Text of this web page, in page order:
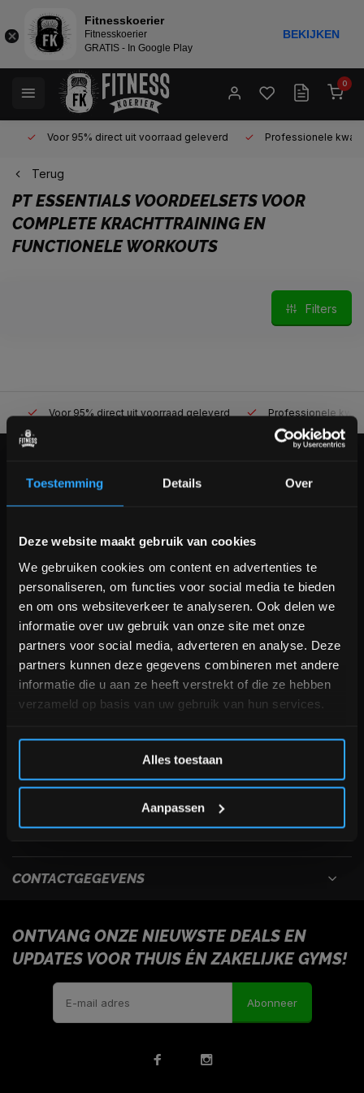
Toestemming Details Over
Deze website maakt gebruik van cookies
We gebruiken cookies om content en advertenties te
personaliseren, om functies voor social media te bieden
en om ons websiteverkeer te analyseren. Ook delen we
informatie over uw gebruik van onze site met onze
partners voor social media, adverteren en analyse. Deze
partners kunnen deze gegevens combineren met andere
informatie die u aan ze heeft verstrekt of die ze hebben
verzameld op basis van uw gebruik van hun services.
Alles toestaan
Aanpassen
0
Voor 95% direct uit voorraad geleverd Professionele kwaliteit
Terug
PT ESSENTIALS VOORDEELSETS VOOR
COMPLETE KRACHTTRAINING EN
FUNCTIONELE WORKOUTS
Filters
Voor 95% direct uit voorraad geleverd Professionele
info@fitnesskoerier.nl
USEFULL LINKS
CONTACTGEGEVENS
ONTVANG ONZE NIEUWSTE DEALS EN
UPDATES VOOR THUIS ÉN ZAKELIJKE GYMS!
Abonneer
Bam! 5% korting op je volgende
Schrijf je in voor onze nieuwsbrief om op de hoogte te
blijven over onze nieuwe producten, deals en meer
interessante info. Ontvang 5% korting op je eerstvolgende
aankoop! 😀
Inschrijven
*Verzendkosten vallen buiten de korting
Fitnesskoerier
Fitnesskoerier
GRATIS - In Google Play
BEKIJKEN